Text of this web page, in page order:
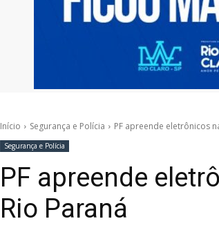
Início Segurança e Polícia PF apreende eletrônicos
Segurança e Polícia
PF apreende
Rio Paraná